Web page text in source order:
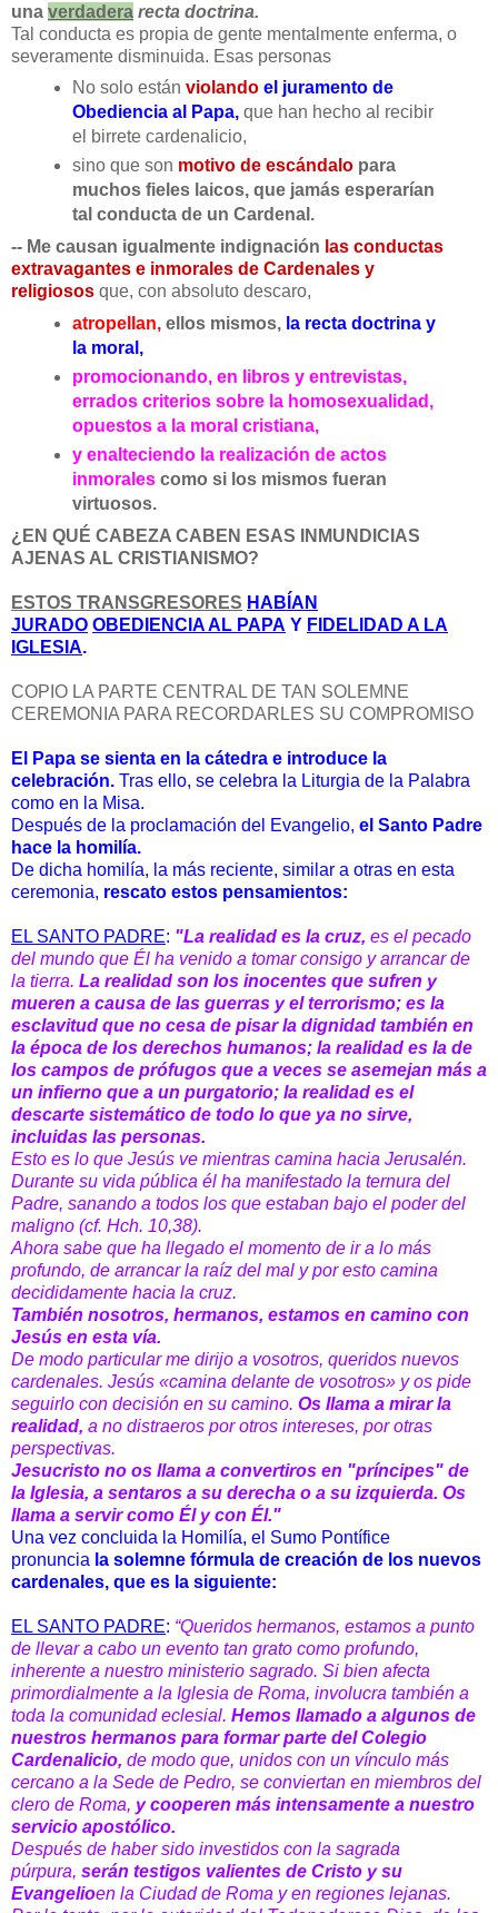
una verdadera recta doctrina.
Tal conducta es propia de gente mentalmente enferma, o
severamente disminuida. Esas personas
No solo están violando el juramento de
Obediencia al Papa, que han hecho al recibir
el birrete cardenalicio,
sino que son motivo de escándalopara
muchos fieles laicos, que jamás esperarían
tal conducta de un Cardenal.
-- Me causan igualmente indignación las conductas
extravagantes e inmorales de Cardenales y
religiosos que, con absoluto descaro,
atropellan, ellos mismos, la recta doctrina y
la moral,
promocionando, en libros y entrevistas,
errados criterios sobre la homosexualidad,
opuestos a la moral cristiana,
y enalteciendo la realización de actos
inmoralescomo si los mismos fueran
virtuosos.
¿EN QUÉ CABEZA CABEN ESAS INMUNDICIAS
AJENAS AL CRISTIANISMO?
ESTOS TRANSGRESORES HABÍAN
JURADO OBEDIENCIA AL PAPA Y FIDELIDAD A LA
IGLESIA.
COPIO LA PARTE CENTRAL DE TAN SOLEMNE
CEREMONIA PARA RECORDARLES SU COMPROMISO
El Papa se sienta en la cátedra e introduce la
celebración. Tras ello, se celebra la Liturgia de la Palabra
como en la Misa.
Después de la proclamación del Evangelio, el Santo Padre
hace la homilía.
De dicha homilía, la más reciente, similar a otras en esta
ceremonia, rescato estos pensamientos:
EL SANTO PADRE: "La realidad es la cruz, es el pecado
del mundo que Él ha venido a tomar consigo y arrancar de
la tierra. La realidad son los inocentes que sufren y
mueren a causa de las guerras y el terrorismo; es la
esclavitud que no cesa de pisar la dignidad también en
la época de los derechos humanos; la realidad es la de
los campos de prófugos que a veces se asemejan más a
un infierno que a un purgatorio; la realidad es el
descarte sistemático de todo lo que ya no sirve,
incluidas las personas.
Esto es lo que Jesús ve mientras camina hacia Jerusalén.
Durante su vida pública él ha manifestado la ternura del
Padre, sanando a todos los que estaban bajo el poder del
maligno (cf. Hch. 10,38).
Ahora sabe que ha llegado el momento de ir a lo más
profundo, de arrancar la raíz del mal y por esto camina
decididamente hacia la cruz.
También nosotros, hermanos, estamos en camino con
Jesús en esta vía.
De modo particular me dirijo a vosotros, queridos nuevos
cardenales. Jesús «camina delante de vosotros» y os pide
seguirlo con decisión en su camino. Os llama a mirar la
realidad, a no distraeros por otros intereses, por otras
perspectivas.
Jesucristo no os llama a convertiros en "príncipes" de
la Iglesia, a sentaros a su derecha o a su izquierda. Os
llama a servir como Él y con Él."
Una vez concluida la Homilía, el Sumo Pontífice
pronuncia la solemne fórmula de creación de los nuevos
cardenales, que es la siguiente:
EL SANTO PADRE: “Queridos hermanos, estamos a punto
de llevar a cabo un evento tan grato como profundo,
inherente a nuestro ministerio sagrado. Si bien afecta
primordialmente a la Iglesia de Roma, involucra también a
toda la comunidad eclesial. Hemos llamado a algunos de
nuestros hermanos para formar parte del Colegio
Cardenalicio, de modo que, unidos con un vínculo más
cercano a la Sede de Pedro, se conviertan en miembros del
clero de Roma, y cooperen más intensamente a nuestro
servicio apostólico.
Después de haber sido investidos con la sagrada
púrpura, serán testigos valientes de Cristo y su
Evangelioen la Ciudad de Roma y en regiones lejanas.